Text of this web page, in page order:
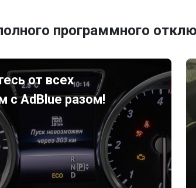
программного
от всех
с AdBlue разом!